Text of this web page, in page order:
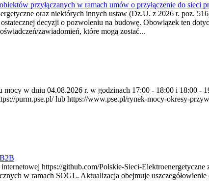
przyłączanych w ramach umów o przyłączenie do sieci
oraz niektórych innych ustaw (Dz.U. z 2026 r. poz.
decyzji o pozwoleniu na budowę. Obowiązek ten
zawiadomień, które mogą zostać...
mocy w dniu 04.08.2026 r. w godzinach 17:00 - 18:00 i 18:00
purm.pse.pl/ lub https://www.pse.pl/rynek-mocy-okresy-
https://github.com/Polskie-Sieci-
w ramach SOGL. Aktualizacja obejmuje